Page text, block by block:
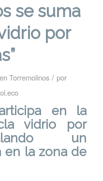
se suma
por
enTorremolinos / por
en la
vidrio por
un
en la zona de